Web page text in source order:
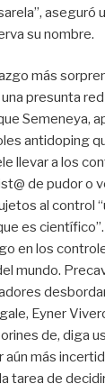
aseguró
su nombre.
más
presunta
Semeneya,
antidoping
llevar a los
de pudor o
al control
es
en los
mundo.
Eyner
de, diga
aún más
tarea de